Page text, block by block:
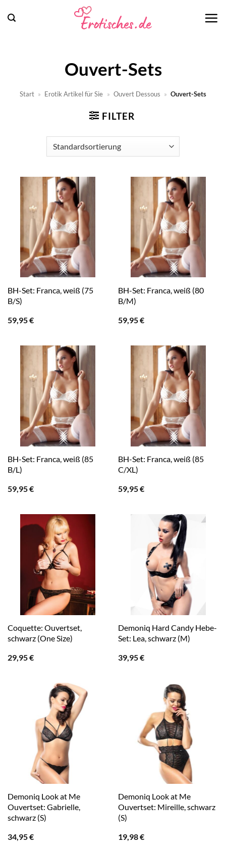
Inhalt
Ouvert-Sets
Start » Erotik Artikel für Sie » Ouvert Dessous » Ouvert-Sets
FILTER
BH-Set: Franca, weiß (75
B/S)
59,95€
BH-Set: Franca, weiß (80
B/M)
59,95€
BH-Set: Franca, weiß (85
B/L)
59,95€
BH-Set: Franca, weiß (85
C/XL)
59,95€
Coquette: Ouvertset,
schwarz (One Size)
29,95€
Demoniq Hard Candy Hebe-
Set: Lea, schwarz (M)
39,95€
Demoniq Look at Me
Ouvertset: Gabrielle,
schwarz (S)
34,95€
Demoniq Look at Me
Ouvertset: Mireille, schwarz
(S)
19,98€